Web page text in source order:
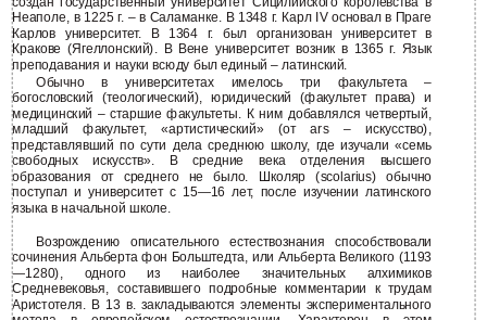
Неаполе, в 1225 г. – в Саламанке. В 1348 г. Карл IV основал в Праге
Карлов университет. В 1364 г. был организован университет в
Кракове (Ягеллонский). В Вене университет возник в 1365 г. Язык
преподавания и науки всюду был единый – латинский.
Обычно в университетах имелось три факультета –
богословский (теологический), юридический (факультет права) и
медицинский – старшие факультеты. К ним добавлялся четвертый,
младший факультет, «артистический» (от ars – искусство),
представлявший по сути дела среднюю школу, где изучали «семь
свободных искусств». В средние века отделения высшего
образования от среднего не было. Школяр (scolarius) обычно
поступал и университет с 15—16 лет, после изучении латинского
языка в начальной школе.
Возрождению описательного естествознания способствовали
сочинения Альберта фон Больштедта, или Альберта Великого (1193
—1280), одного из наиболее значительных алхимиков
Средневековья, составившего подробные комментарии к трудам
Аристотеля. В 13 в. закладываются элементы экспериментального